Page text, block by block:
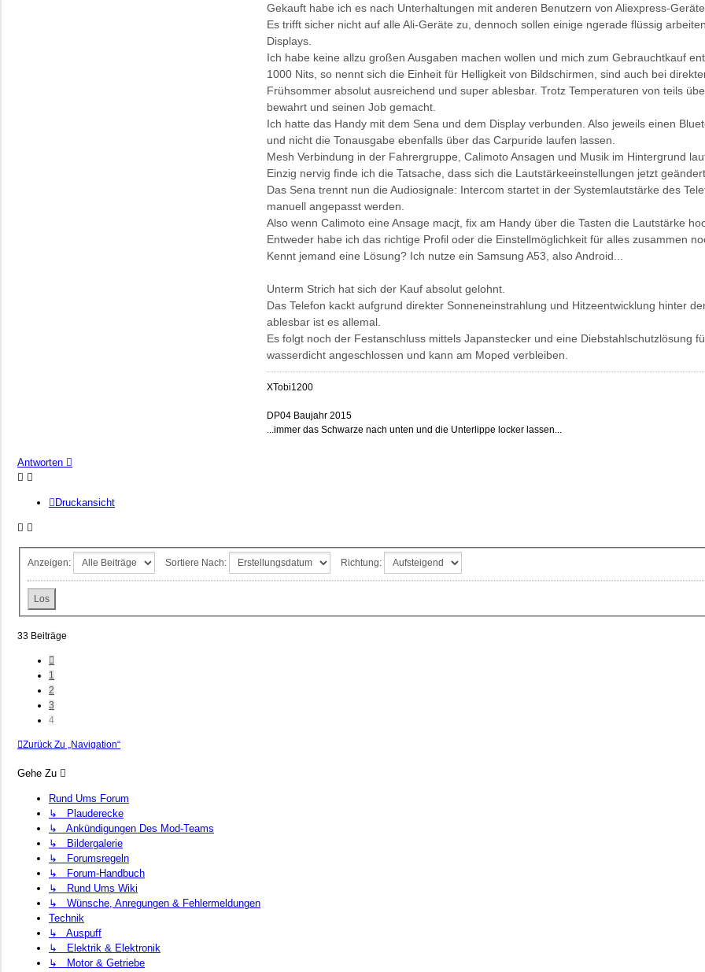
Gekauft habe ich es nach Unterhaltungen mit anderen Benutzern von Aliexpress-
Es trifft sicher nicht auf alle Ali-Geräte zu, dennoch sollen einige ngerade flüssig
Displays.
Ich habe keine allzu großen Ausgaben machen wollen und mich zum Gebrauchtkauf
1000 Nits, so nennt sich die Einheit für Helligkeit von Bildschirmen, sind auch bei
Frühsommer absolut ausreichend und super ablesbar. Trotz Temperaturen von teils
bewahrt und seinen Job gemacht.
Ich hatte das Handy mit dem Sena und dem Display verbunden. Also jeweils einen
und nicht die Tonausgabe ebenfalls über das Carpuride laufen lassen.
Mesh Verbindung in der Fahrergruppe, Calimoto Ansagen und Musik im Hintergrund
Einzig nervig finde ich die Tatsache, dass sich die Lautstärkeeinstellungen jetzt
Das Sena trennt nun die Audiosignale: Intercom startet in der Systemlautstärke des
manuell angepasst werden.
Also wenn Calimoto eine Ansage macjt, fix am Handy über die Tasten die Lautstärke
Entweder habe ich das richtige Profil oder die Einstellmöglichkeit für alles zusammen
Kennt jemand eine Lösung? Ich nutze ein Samsung A53, also Android...
Unterm Strich hat sich der Kauf absolut gelohnt.
Das Telefon kackt aufgrund direkter Sonneneinstrahlung und Hitzeentwicklung hinter
ablesbar ist es allemal.
Es folgt noch der Festanschluss mittels Japanstecker und eine Diebstahlschutzlösung
wasserdicht angeschlossen und kann am Moped verbleiben.
XTobi1200
DP04 Baujahr 2015
...immer das Schwarze nach unten und die Unterlippe locker lassen...
Antworten
Druckansicht
Anzeigen: Sortiere Nach: Richtung:
33 Beiträge
1
2
3
4
Zurück Zu „Navigation“
Gehe Zu
Rund Ums Forum
↳ Plauderecke
↳ Ankündigungen Des Mod-Teams
↳ Bildergalerie
↳ Forumsregeln
↳ Forum-Handbuch
↳ Rund Ums Wiki
↳ Wünsche, Anregungen & Fehlermeldungen
Technik
↳ Auspuff
↳ Elektrik & Elektronik
↳ Motor & Getriebe